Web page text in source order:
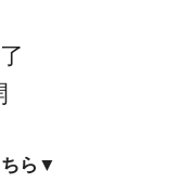
ちら▼